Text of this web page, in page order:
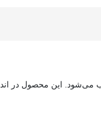
این محصول در